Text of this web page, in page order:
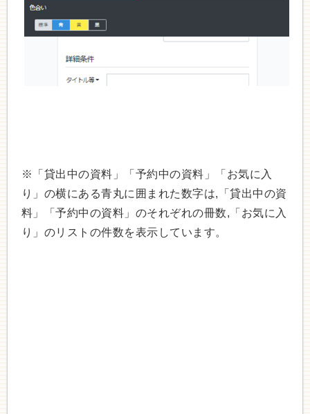
※「貸出中の資料」「予約中の資料」「お気に入
り」の横にある青丸に囲まれた数字は,「貸出中の資
料」「予約中の資料」のそれぞれの冊数,「お気に入
り」のリストの件数を表示しています。